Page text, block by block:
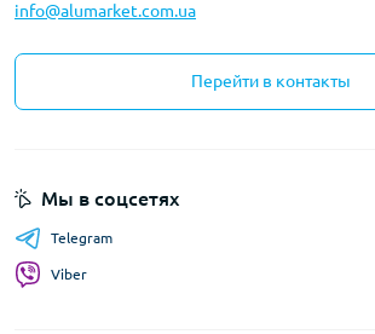
info@alumarket.com.ua
Перейти в контакты
Мы в соцсетях
Telegram
Viber